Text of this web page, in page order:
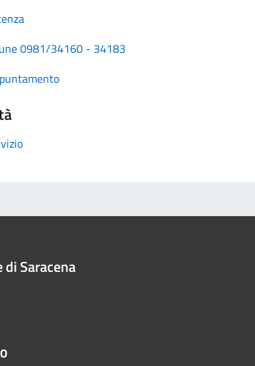
0981/34160 - 34183
di Saracena